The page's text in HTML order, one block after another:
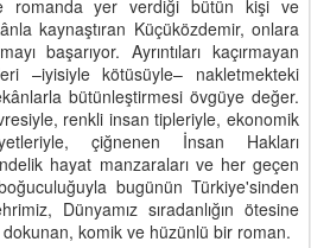
romanda yer verdiği bütün kişi ve
kaynaştıran Küçüközdemir, onlara
başarıyor. Ayrıntıları kaçırmayan
–iyisiyle kötüsüyle– nakletmekteki
bütünleştirmesi övgüye değer.
renkli insan tipleriyle, ekonomik
çiğnenen İnsan Hakları
hayat manzaraları ve her geçen
bugünün Türkiye'sinden
Dünyamız sıradanlığın ötesine
dokunan, komik ve hüzünlü bir roman.